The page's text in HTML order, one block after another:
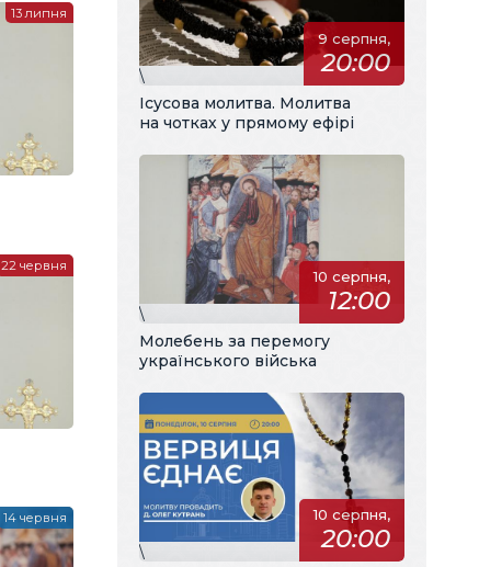
13 липня
22 червня
14 червня
9 серпня,
20:00
\
Ісусова молитва. Молитва
на чотках у прямому ефірі
10 серпня,
12:00
\
Молебень за перемогу
українського війська
10 серпня,
20:00
\